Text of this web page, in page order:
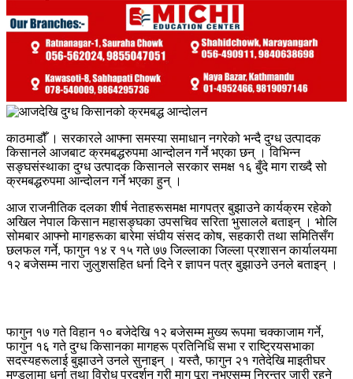
काठमाडौँ । सरकारले आफ्ना समस्या समाधान नगरेको भन्दै दुग्ध उत्पादक
किसानले आजबाट क्रमबद्धरुपमा आन्दोलन गर्ने भएका छन् । विभिन्न
सङ्घसंस्थाका दुग्ध उत्पादक किसानले सरकार समक्ष १६ बुँदे माग राख्दै सो
क्रमबद्धरुपमा आन्दोलन गर्ने भएका हुन् ।
आज राजनीतिक दलका शीर्ष नेताहरूसमक्ष मागपत्र बुझाउने कार्यक्रम रहेको
अखिल नेपाल किसान महासङ्घका उपसचिव सरिता भुसालले बताइन् । भोलि
सोमबार आफ्नो मागहरूका बारेमा संघीय संसद कोष, सहकारी तथा समितिसँग
छलफल गर्ने, फागुन १४ र १५ गते ७७ जिल्लाका जिल्ला प्रशासन कार्यालयमा
१२ बजेसम्म नारा जुलुशसहित धर्ना दिने र ज्ञापन पत्र बुझाउने उनले बताइन् ।
फागुन १७ गते विहान १० बजेदेखि १२ बजेसम्म मुख्य रूपमा चक्काजाम गर्ने,
फागुन १६ गते दुग्ध किसानका मागहरू प्रतिनिधि सभा र राष्ट्रियसभाका
सदस्यहरूलाई बुझाउने उनले सुनाइन् । यस्तै, फागुन २१ गतेदेखि माइतीघर
मण्डलामा धर्ना तथा विरोध प्रदर्शन गरी माग पूरा नभएसम्म निरन्तर जारी रहने